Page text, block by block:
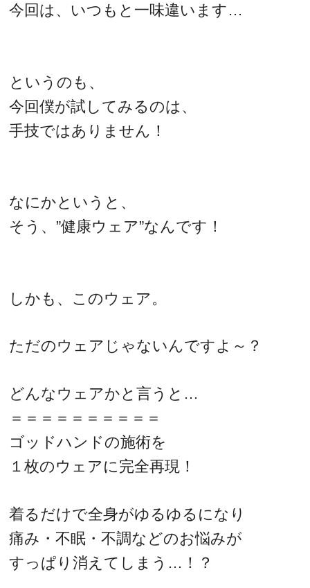
今回は、いつもと一味違います…
というのも、
今回僕が試してみるのは、
手技ではありません！
なにかというと、
そう、”健康ウェア”なんです！
しかも、このウェア。
ただのウェアじゃないんですよ～？
どんなウェアかと言うと…
＝＝＝＝＝＝＝＝＝＝
ゴッドハンドの施術を
１枚のウェアに完全再現！
着るだけで全身がゆるゆるになり
痛み・不眠・不調などのお悩みが
すっぱり消えてしまう…！？